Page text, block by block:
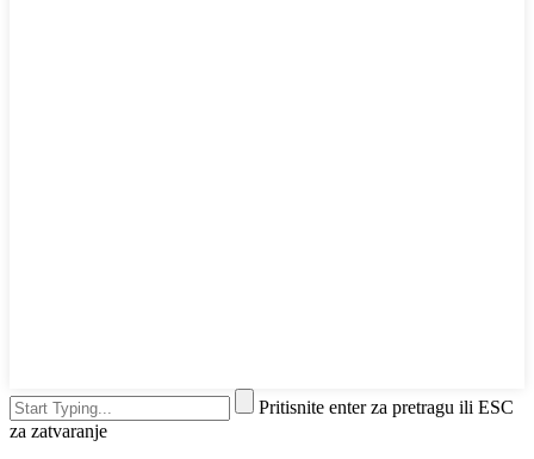
Pritisnite enter za pretragu ili ESC
za zatvaranje